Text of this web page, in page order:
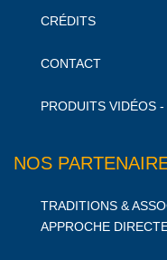
CRÉDITS
CONTACT
PRODUITS VIDÉOS
NOS
TRADITIONS &
APPROCHE